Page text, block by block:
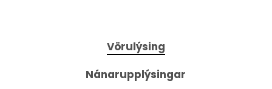
Vörulýsing
Nánarupplýsingar